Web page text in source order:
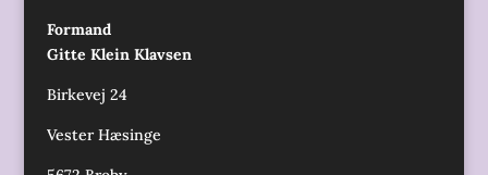
Formand
Gitte Klein Klavsen
Birkevej 24
Vester Hæsinge